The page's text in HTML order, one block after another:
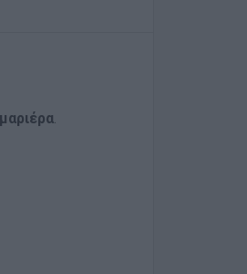
.